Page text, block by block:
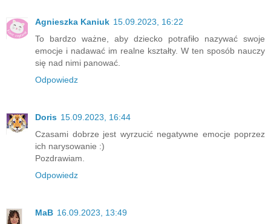
Agnieszka Kaniuk 15.09.2023, 16:22
To bardzo ważne, aby dziecko potrafiło nazywać swoje
emocje i nadawać im realne kształty. W ten sposób nauczy
się nad nimi panować.
Odpowiedz
Doris 15.09.2023, 16:44
Czasami dobrze jest wyrzucić negatywne emocje poprzez
ich narysowanie :)
Pozdrawiam.
Odpowiedz
MaB 16.09.2023, 13:49